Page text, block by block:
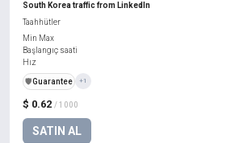
South Korea traffic from LinkedIn
$ 0.62 / 1000
SATIN AL
Taahhütler
Min Max
Başlangıç saati
Hız
️🛡️Guarantee +1